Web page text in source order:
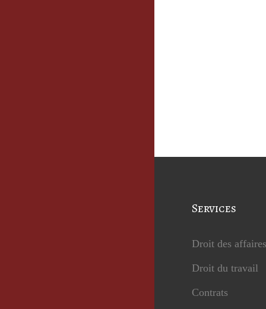
Services
Droit des affaires
Droit du travail
Contrats